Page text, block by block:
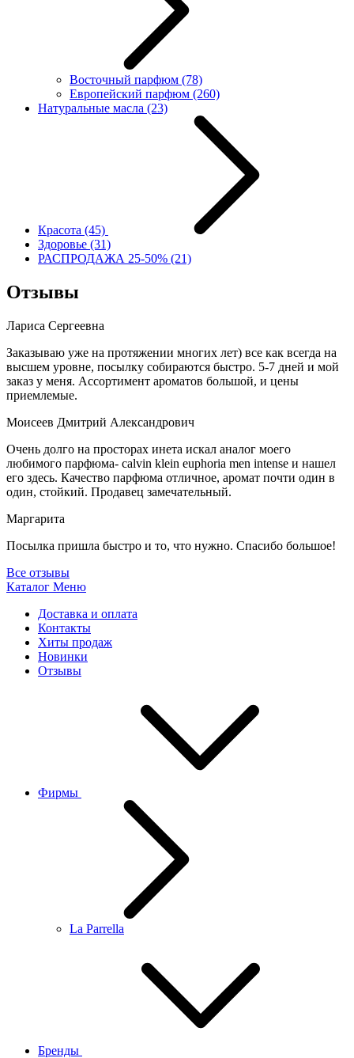
Восточный парфюм (78)
Европейский парфюм (260)
Натуральные масла (23)
Красота (45)
Здоровье (31)
РАСПРОДАЖА 25-50% (21)
Отзывы
Лариса Сергеевна
Заказываю уже на протяжении многих лет) все как всегда на
высшем уровне, посылку собираются быстро. 5-7 дней и мой
заказ у меня. Ассортимент ароматов большой, и цены
приемлемые.
Моисеев Дмитрий Александрович
Очень долго на просторах инета искал аналог моего
любимого парфюма- calvin klein euphoria men intense и нашел
его здесь. Качество парфюма отличное, аромат почти один в
один, стойкий. Продавец замечательный.
Маргарита
Посылка пришла быстро и то, что нужно. Спасибо большое!
Все отзывы
Каталог Меню
Доставка и оплата
Контакты
Хиты продаж
Новинки
Отзывы
Фирмы
La Parrella
Бренды